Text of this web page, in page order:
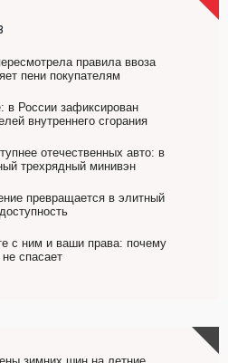
правила ввоза
пени покупателям
в России зафиксирован
внутреннего сгорания
отечественных авто: в
трехрядный минивэн
превращается в элитный
с ним и ваши права: почему
спасает